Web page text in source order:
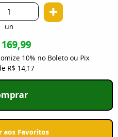
un
10% no Boleto ou Pix
R$ 14,17
aos Favoritos